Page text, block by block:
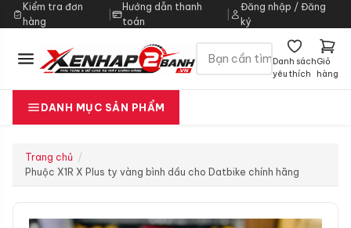
Kiểm tra đơn
hàng
|
Hướng dẫn thanh
toán
Đăng nhập / Đăng
ký
Danh sách
yêu thích
Giỏ
hàng
DANH MỤC SẢN PHẨM
Trang chủ
Phuộc X1R X Plus ty vàng bình dầu cho Datbike chính hãng